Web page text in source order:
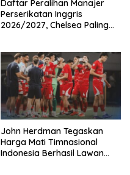
Daftar Peralihan Manajer
Perserikatan Inggris
2026/2027, Chelsea Paling
John Herdman Tegaskan
Harga Mati Timnasional
Indonesia Berhasil Lawan